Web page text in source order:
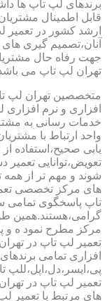
برندهای لپ تاپ ها
قابل اطمینال
ارشد کشور در تعمیر
آنان،تصمیم گیری
جهت رفاه حال
تهران لپ تاپ می
متخصصین تهران لپ
افزاری و نرم
خدمات رسانی به
واحد ارتباط با
یابی صحیح،استفاده
تعویض،توانایی تعمیر
شوند و مهم تر از همه
های مرکز تخصصی
تاپ پاسخگوی تمامی
گرامی،هستند.همین
مرکز مطرح نمود ه و
تعمیر لپ تاپ در
افزاری تمامی
تعمیر لپ تاپ در
های مرتبط با تعمیر